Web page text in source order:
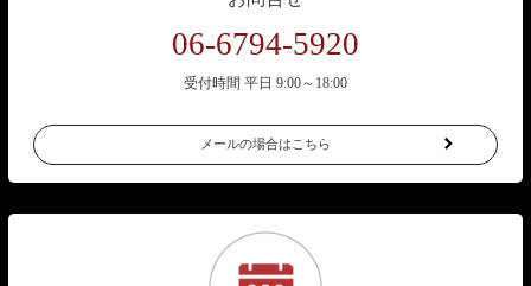
06-6794-5920
受付時間 平日 9:00～18:00
メールの場合はこちら